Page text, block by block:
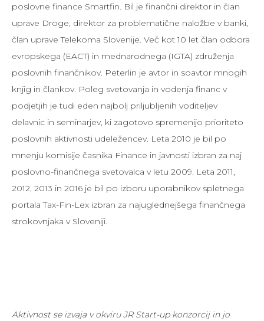
poslovne finance Smartfin. Bil je finančni direktor in član
uprave Droge, direktor za problematične naložbe v banki,
član uprave Telekoma Slovenije. Več kot 10 let član odbora
evropskega (EACT) in mednarodnega (IGTA) združenja
poslovnih finančnikov. Peterlin je avtor in soavtor mnogih
knjig in člankov. Poleg svetovanja in vodenja financ v
podjetjih je tudi eden najbolj priljubljenih voditeljev
delavnic in seminarjev, ki zagotovo spremenijo prioriteto
poslovnih aktivnosti udeležencev. Leta 2010 je bil po
mnenju komisije časnika Finance in javnosti izbran za naj
poslovno-finančnega svetovalca v letu 2009. Leta 2011,
2012, 2013 in 2016 je bil po izboru uporabnikov spletnega
portala Tax-Fin-Lex izbran za najuglednejšega finančnega
strokovnjaka v Sloveniji.
Aktivnost se izvaja v okviru JR Start-up konzorcij in jo